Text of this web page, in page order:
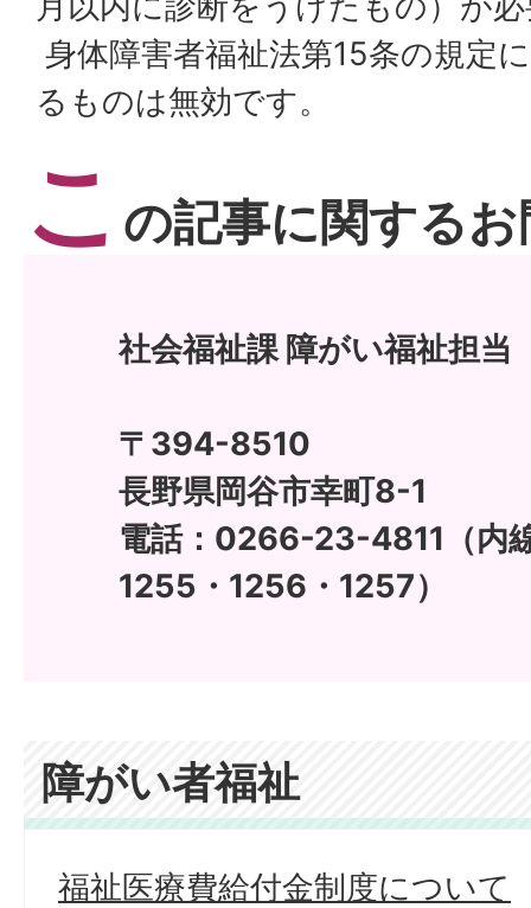
身体障害者福祉法第15条の規定
るものは無効です。
こ の記事に関する
社会福祉課 障がい福祉担当
〒394-8510
長野県岡谷市幸町8-1
電話：0266-23-4811（内
1255・1256・1257）
障がい者福祉
福祉医療費給付金制度について